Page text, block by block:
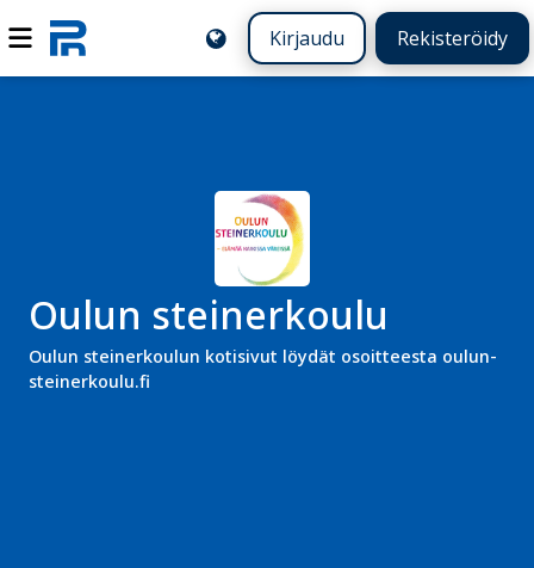
Kirjaudu Rekisteröidy
Oulun steinerkoulu
Oulun steinerkoulun kotisivut löydät osoitteesta oulun-
steinerkoulu.fi